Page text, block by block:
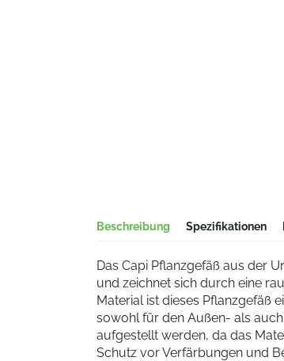
Beschreibung Spezifikationen
Das Capi Pflanzgefäß aus der
und zeichnet sich durch eine
Material ist dieses Pflanzgefäß
sowohl für den Außen- als
aufgestellt werden, da das
Schutz vor Verfärbungen und